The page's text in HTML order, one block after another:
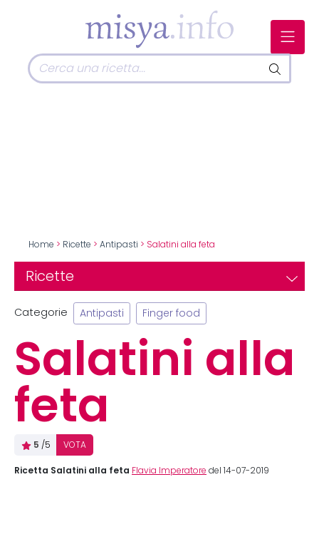
Home > Ricette > Antipasti > Salatini alla feta
Ricette
Categorie Antipasti Finger food
Salatini alla
feta
5 /5 VOTA
Ricetta Salatini alla feta Flavia Imperatore del 14-07-2019